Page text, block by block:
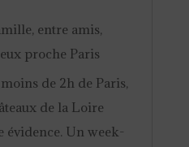
, entre amis,
proche Paris
de 2h de Paris,
de la Loire
évidence. Un week-